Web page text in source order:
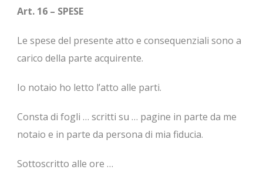
Art. 16 – SPESE
Le spese del presente atto e consequenziali sono a
carico della parte acquirente.
Io notaio ho letto l’atto alle parti.
Consta di fogli … scritti su … pagine in parte da me
notaio e in parte da persona di mia fiducia.
Sottoscritto alle ore …